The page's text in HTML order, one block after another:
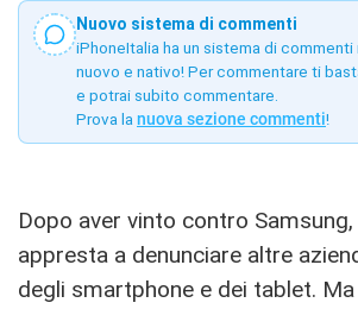
Nuovo sistema di commenti
iPhoneItalia ha un sistema di
nuovo e nativo! Per commentare ti
e potrai subito commentare.
Prova la nuova sezione commenti!
Dopo aver vinto contro
appresta a denunciare altre
degli smartphone e dei tablet.